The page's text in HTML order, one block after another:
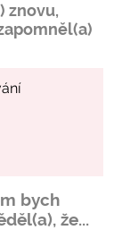
znovu,
(a)
bych
že...